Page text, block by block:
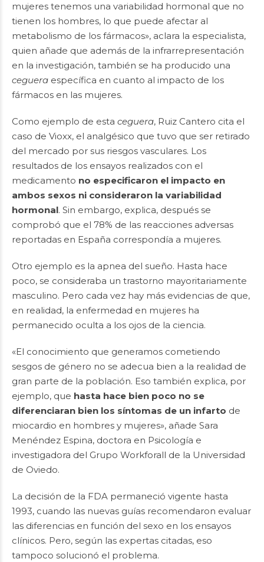
mujeres tenemos una variabilidad hormonal que no
tienen los hombres, lo que puede afectar al
metabolismo de los fármacos», aclara la especialista,
quien añade que además de la infrarrepresentación
en la investigación, también se ha producido una
ceguera específica en cuanto al impacto de los
fármacos en las mujeres.
Como ejemplo de esta ceguera, Ruiz Cantero cita el
caso de Vioxx, el analgésico que tuvo que ser retirado
del mercado por sus riesgos vasculares. Los
resultados de los ensayos realizados con el
medicamento no especificaron el impacto en
ambos sexos ni consideraron la variabilidad
hormonal. Sin embargo, explica, después se
comprobó que el 78% de las reacciones adversas
reportadas en España correspondía a mujeres.
Otro ejemplo es la apnea del sueño. Hasta hace
poco, se consideraba un trastorno mayoritariamente
masculino. Pero cada vez hay más evidencias de que,
en realidad, la enfermedad en mujeres ha
permanecido oculta a los ojos de la ciencia.
«El conocimiento que generamos cometiendo
sesgos de género no se adecua bien a la realidad de
gran parte de la población. Eso también explica, por
ejemplo, que hasta hace bien poco no se
diferenciaran bien los síntomas de un infarto de
miocardio en hombres y mujeres», añade Sara
Menéndez Espina, doctora en Psicología e
investigadora del Grupo Workforall de la Universidad
de Oviedo.
La decisión de la FDA permaneció vigente hasta
1993, cuando las nuevas guías recomendaron evaluar
las diferencias en función del sexo en los ensayos
clínicos. Pero, según las expertas citadas, eso
tampoco solucionó el problema.